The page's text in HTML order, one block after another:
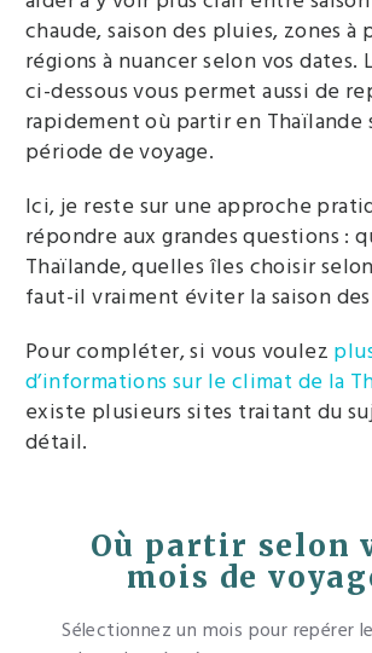
chaude, saison des pluies, zones
régions à nuancer selon vos dates.
ci-dessous vous permet aussi de
rapidement où partir en Thaïlande
période de voyage.
Ici, je reste sur une approche
répondre aux grandes questions :
Thaïlande, quelles îles choisir
faut-il vraiment éviter la saison
Pour compléter, si vous voulez
d’informations sur le climat de la
existe plusieurs sites traitant du
détail.
Où partir selon
mois de
Sélectionnez un mois pour repérer